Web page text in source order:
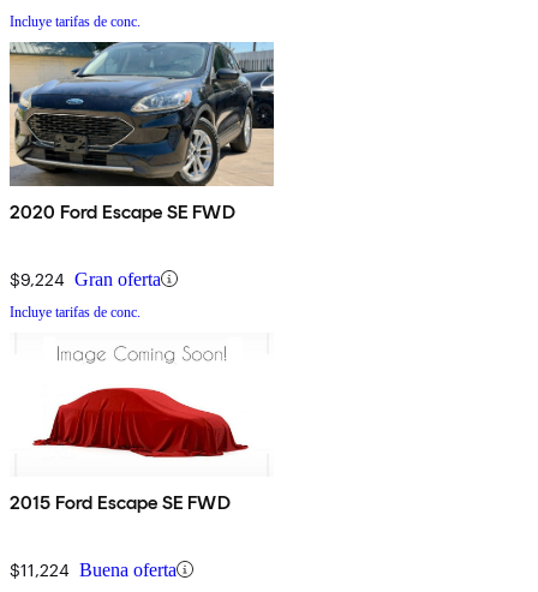
Incluye tarifas de conc.
2020 Ford Escape SE FWD
$9,224 Gran oferta
Incluye tarifas de conc.
2015 Ford Escape SE FWD
$11,224 Buena oferta